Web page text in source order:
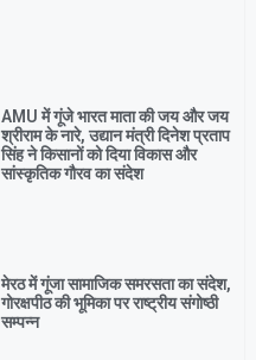
AMU में गूंजे भारत माता की जय और जय
श्रीराम के नारे, उद्यान मंत्री दिनेश प्रताप
सिंह ने किसानों को दिया विकास और
सांस्कृतिक गौरव का संदेश
मेरठ में गूंजा सामाजिक समरसता का संदेश,
गोरक्षपीठ की भूमिका पर राष्ट्रीय संगोष्ठी
सम्पन्न